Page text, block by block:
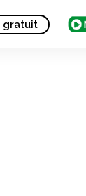
gratuit